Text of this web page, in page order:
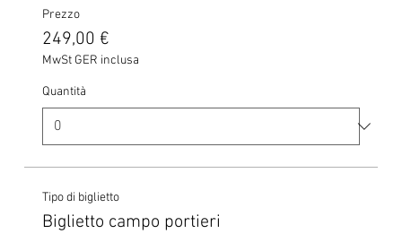
Prezzo
249,00 €
MwSt GER inclusa
Quantità
Tipo di biglietto
Biglietto campo portieri